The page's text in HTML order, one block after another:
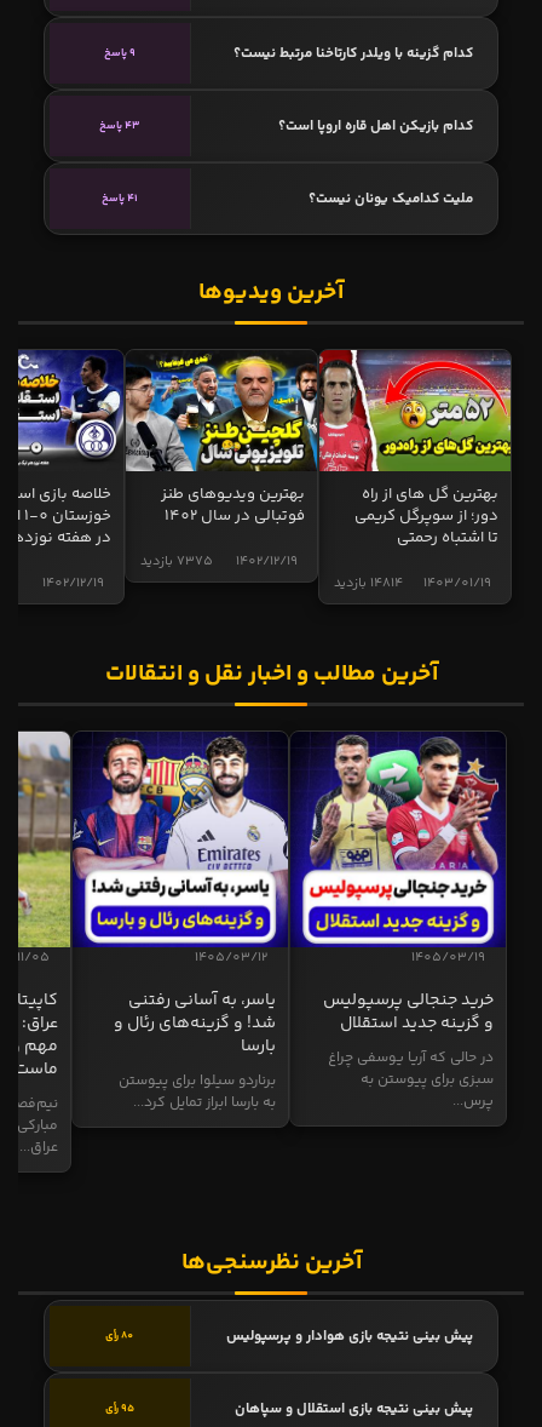
کدام گزینه با ویلدر کارتاخنا مرتبط نیست؟ 9 پاسخ
کدام بازیکن اهل قاره اروپا است؟ 43 پاسخ
ملیت کدامیک یونان نیست؟ 41 پاسخ
آخرین ویدیوها
بهترین گل های از راه
دور؛ از سوپرگل کریمی
تا اشتباه رحمتی
14814 بازدید 1403/01/19
بهترین ویدیوهای طنز
فوتبالی در سال 1402
7375 بازدید 1402/12/19
خلاصه بازی
در هفته نوزدهم
1402/12/19
آخرین مطالب و اخبار نقل و انتقالات
1405/03/19
خرید جنجالی پرسپولیس
و گزینه جدید استقلال
در حالی که آریا یوسفی چراغ
سبزی برای پیوستن به
پرس...
1405/03/12
یاسر، به آسانی رفتنی
شد! و گزینه‌های رئال و
بارسا
برناردو سیلوا برای پیوستن
به بارسا ابراز تمایل کرد...
11/05
عراق:
مهم و
ماست
نیم‌فصل
مبارکی
عراق...
آخرین نظرسنجی‌ها
پیش بینی نتیجه بازی هوادار و پرسپولیس 80 رأی
پیش بینی نتیجه بازی استقلال و سپاهان 95 رأی